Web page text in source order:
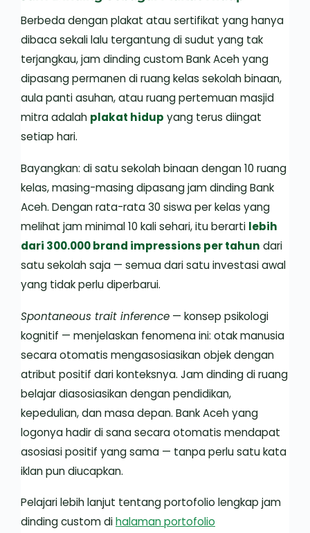
Berbeda dengan plakat atau sertifikat yang hanya
dibaca sekali lalu tergantung di sudut yang tak
terjangkau, jam dinding custom Bank Aceh yang
dipasang permanen di ruang kelas sekolah binaan,
aula panti asuhan, atau ruang pertemuan masjid
mitra adalah plakat hidup yang terus diingat
setiap hari.
Bayangkan: di satu sekolah binaan dengan 10 ruang
kelas, masing-masing dipasang jam dinding Bank
Aceh. Dengan rata-rata 30 siswa per kelas yang
melihat jam minimal 10 kali sehari, itu berarti lebih
dari 300.000 brand impressions per tahun dari
satu sekolah saja — semua dari satu investasi awal
yang tidak perlu diperbarui.
Spontaneous trait inference — konsep psikologi
kognitif — menjelaskan fenomena ini: otak manusia
secara otomatis mengasosiasikan objek dengan
atribut positif dari konteksnya. Jam dinding di ruang
belajar diasosiasikan dengan pendidikan,
kepedulian, dan masa depan. Bank Aceh yang
logonya hadir di sana secara otomatis mendapat
asosiasi positif yang sama — tanpa perlu satu kata
iklan pun diucapkan.
Pelajari lebih lanjut tentang portofolio lengkap jam
dinding custom dihalaman portofolio